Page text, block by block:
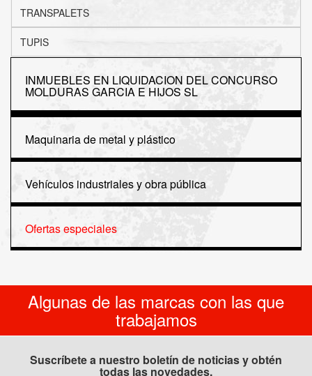
TRANSPALETS
TUPIS
INMUEBLES EN LIQUIDACION DEL CONCURSO
MOLDURAS GARCIA E HIJOS SL
Maquinaria de metal y plástico
Vehículos industriales y obra pública
Ofertas especiales
Algunas de las marcas con las que
trabajamos
Suscríbete a nuestro boletín de noticias y obtén
todas las novedades.